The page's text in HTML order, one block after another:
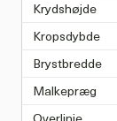
Krydshøjde
Kropsdybde
Brystbredde
Malkepræg